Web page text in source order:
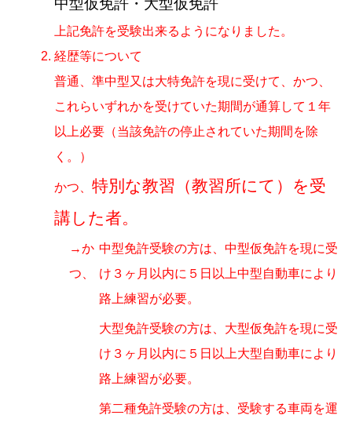
中型仮免許・大型仮免許
上記免許を受験出来るようになりました。
経歴等について
普通、準中型又は大特免許を現に受けて、かつ、
これらいずれかを受けていた期間が通算して１年
以上必要（当該免許の停止されていた期間を除
く。）
かつ、特別な教習（教習所にて）を受
講した者。
→か
つ、
中型免許受験の方は、中型仮免許を現に受
け３ヶ月以内に５日以上中型自動車により
路上練習が必要。
大型免許受験の方は、大型仮免許を現に受
け３ヶ月以内に５日以上大型自動車により
路上練習が必要。
第二種免許受験の方は、受験する車両を運